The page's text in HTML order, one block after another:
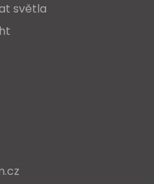
světla